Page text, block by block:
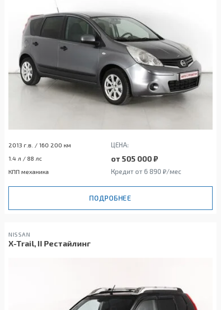
2013 г.в. / 160 200 км ЦЕНА:
1.4 л / 88 лс от 505 000 ₽
КПП механика Кредит от 6 890 ₽/мес
ПОДРОБНЕЕ
NISSAN
X-Trail, II Рестайлинг